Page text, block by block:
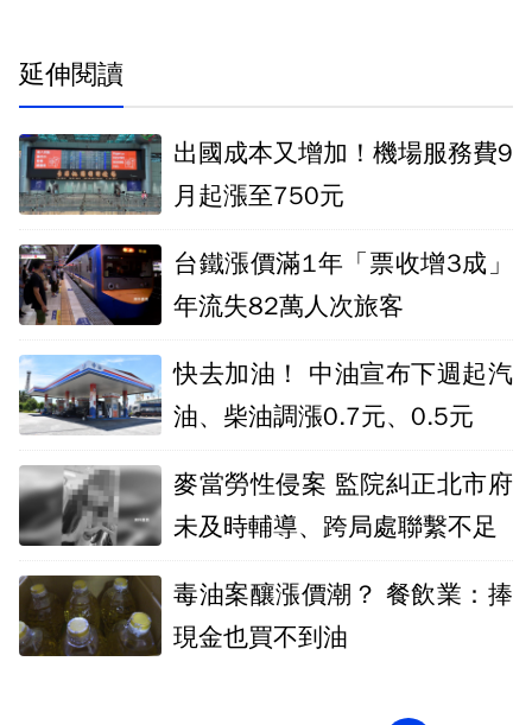
延伸閱讀
出國成本又增加！機場服務費9
月起漲至750元
台鐵漲價滿1年「票收增3成」
年流失82萬人次旅客
快去加油！ 中油宣布下週起汽
油、柴油調漲0.7元、0.5元
麥當勞性侵案 監院糾正北市府
未及時輔導、跨局處聯繫不足
毒油案釀漲價潮？ 餐飲業：捧
現金也買不到油